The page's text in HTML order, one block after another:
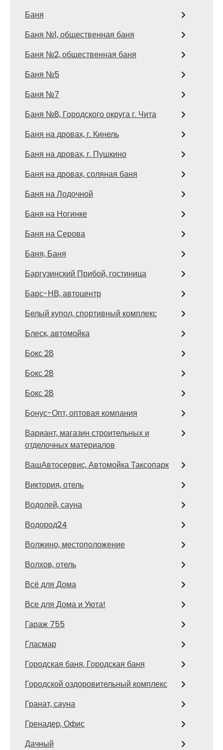
Баня
Баня №1, общественная баня
Баня №2, общественная баня
Баня №5
Баня №7
Баня №8, Городского округа г. Чита
Баня на дровах, г. Кинель
Баня на дровах, г. Пушкино
Баня на дровах, соляная баня
Баня на Лодочной
Баня на Ногинке
Баня на Серова
Баня, Баня
Баргузинский Прибой, гостиница
Барс-НВ, автоцентр
Белый купол, спортивный комплекс
Блеск, автомойка
Бокс 28
Бокс 28
Бокс 28
Бонус-Опт, оптовая компания
Вариант, магазин строительных и
отделочных материалов
ВашАвтосервис, Автомойка Таксопарк
Виктория, отель
Водолей, сауна
Водород24
Волжино, местоположение
Волхов, отель
Всё для Дома
Все для Дома и Уюта!
Гараж 755
Гласмар
Городская баня, Городская баня
Городской оздоровительный комплекс
Гранат, сауна
Гренадер, Офис
Дачный